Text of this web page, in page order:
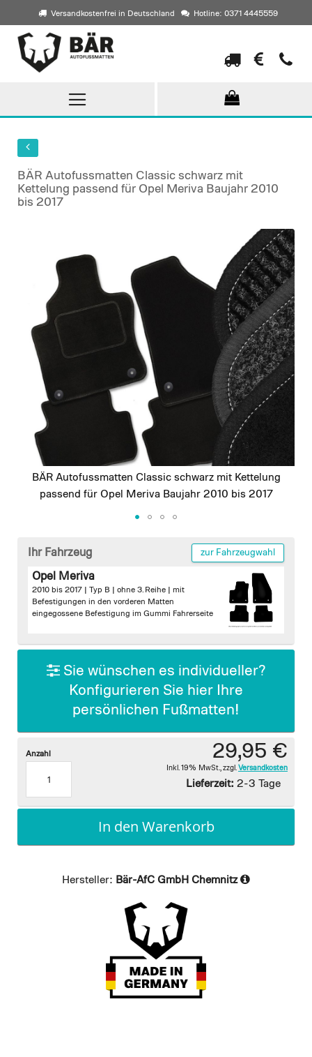
Versandkostenfrei in Deutschland Hotline: 0371 4445559
Direkt
zum
Inhalt
BÄR Autofussmatten Classic schwarz mit
Kettelung passend für Opel Meriva Baujahr 2010
bis 2017
images
gallery
BÄR Autofussmatten Classic schwarz mit Kettelung
passend für Opel Meriva Baujahr 2010 bis 2017
beginning
gallery
Ihr Fahrzeug zur Fahrzeugwahl
Opel Meriva
2010 bis 2017 | Typ B | ohne 3. Reihe | mit
Befestigungen in den vorderen Matten
eingegossene Befestigung im Gummi Fahrerseite
Sie wünschen es individueller?
Konfigurieren Sie hier Ihre
persönlichen Fußmatten!
29,95 €
Inkl. 19% MwSt. zzgl. Versandkosten
Lieferzeit: 2-3 Tage
Anzahl
In den Warenkorb
Hersteller: Bär-AfC GmbH Chemnitz